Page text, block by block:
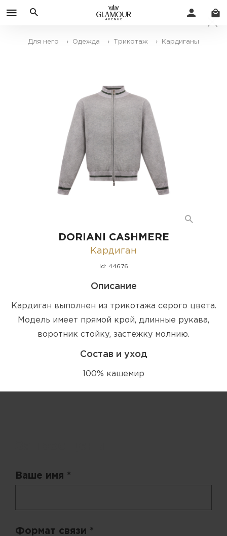
Для него › Одежда › Трикотаж › Кардиганы
DORIANI CASHMERE
Кардиган
id: 44676
Описание
Кардиган выполнен из трикотажа серого цвета.
Модель имеет прямой крой, длинные рукава,
воротник стойку, застежку молнию.
Состав и уход
100% кашемир
Ваше имя *
Формат связи *